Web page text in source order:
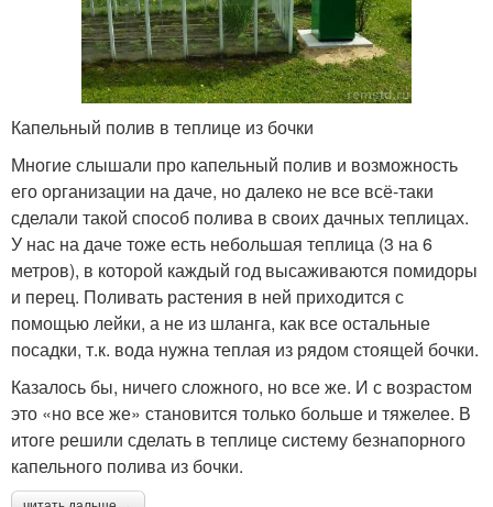
Капельный полив в теплице из бочки
Многие слышали про капельный полив и возможность
его организации на даче, но далеко не все всё-таки
сделали такой способ полива в своих дачных теплицах.
У нас на даче тоже есть небольшая теплица (3 на 6
метров), в которой каждый год высаживаются помидоры
и перец. Поливать растения в ней приходится с
помощью лейки, а не из шланга, как все остальные
посадки, т.к. вода нужна теплая из рядом стоящей бочки.
Казалось бы, ничего сложного, но все же. И с возрастом
это «но все же» становится только больше и тяжелее. В
итоге решили сделать в теплице систему безнапорного
капельного полива из бочки.